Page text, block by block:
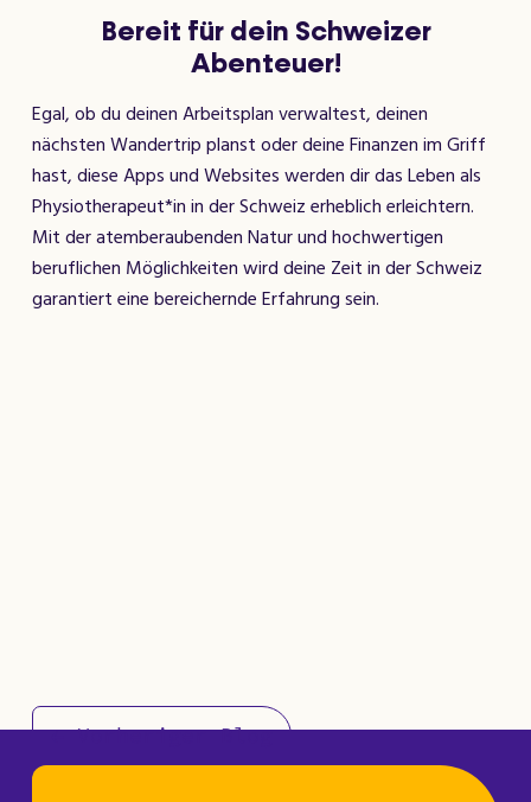
Bereit für dein Schweizer
Abenteuer!
Egal, ob du deinen Arbeitsplan verwaltest, deinen
nächsten Wandertrip planst oder deine Finanzen im Griff
hast, diese Apps und Websites werden dir das Leben als
Physiotherapeut*in in der Schweiz erheblich erleichtern.
Mit der atemberaubenden Natur und hochwertigen
beruflichen Möglichkeiten wird deine Zeit in der Schweiz
garantiert eine bereichernde Erfahrung sein.
← Vorheriger Blog